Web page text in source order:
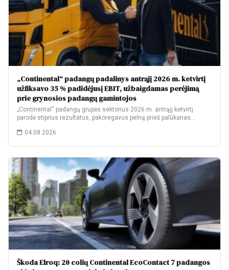
„Continental“ padangų padalinys antrąjį 2026 m. ketvirtį
užfiksavo 35 % padidėjusį EBIT, užbaigdamas perėjimą
prie grynosios padangų gamintojos
„Continental“ padangų grupės sektorius 2026 m. antrąjį ketvirtį
parodė stiprius rezultatus, pakoregavus pelną prieš palūkanas…
04.08.2026
Škoda Elroq: 20 colių Continental EcoContact 7 padangos